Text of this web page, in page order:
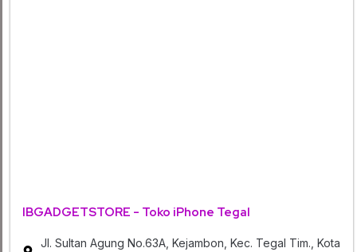
IBGADGETSTORE - Toko iPhone Tegal
Jl. Sultan Agung No.63A, Kejambon, Kec. Tegal Tim., Kota